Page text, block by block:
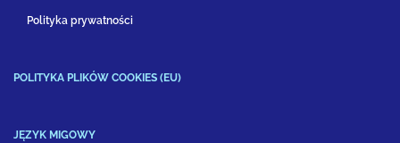
Polityka prywatności
POLITYKA PLIKÓW COOKIES (EU)
JĘZYK MIGOWY